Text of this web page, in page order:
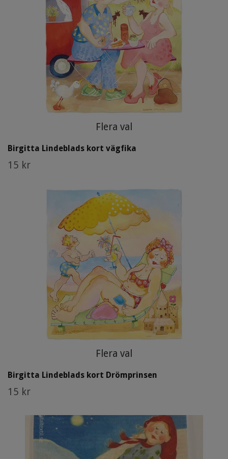
Flera val
Birgitta Lindeblads kort vägfika
15 kr
Flera val
Birgitta Lindeblads kort Drömprinsen
15 kr